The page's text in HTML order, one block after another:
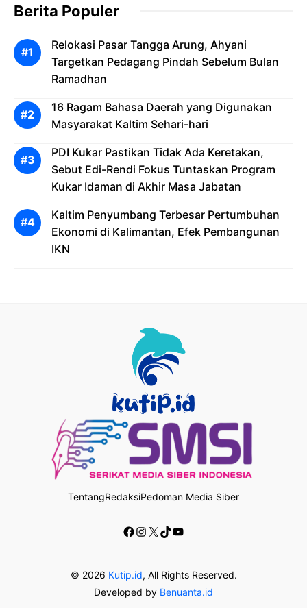
Berita Populer
Relokasi Pasar Tangga Arung, Ahyani
Targetkan Pedagang Pindah Sebelum Bulan
Ramadhan
16 Ragam Bahasa Daerah yang Digunakan
Masyarakat Kaltim Sehari-hari
PDI Kukar Pastikan Tidak Ada Keretakan,
Sebut Edi-Rendi Fokus Tuntaskan Program
Kukar Idaman di Akhir Masa Jabatan
Kaltim Penyumbang Terbesar Pertumbuhan
Ekonomi di Kalimantan, Efek Pembangunan
IKN
TentangRedaksiPedoman Media Siber
Facebook
Instagram
X TikTok
YouTube
© 2026 Kutip.id, All Rights Reserved.
Developed by Benuanta.id